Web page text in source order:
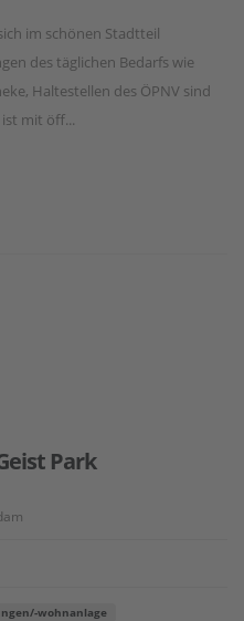
im schönen Stadtteil
des täglichen Bedarfs wie
Haltestellen des ÖPNV sind
mit öff...
Park
wohnanlage